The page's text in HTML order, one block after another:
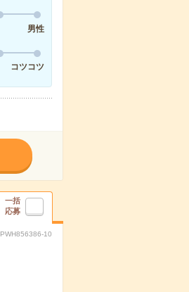
男性
コツコツ
一括
応募
10